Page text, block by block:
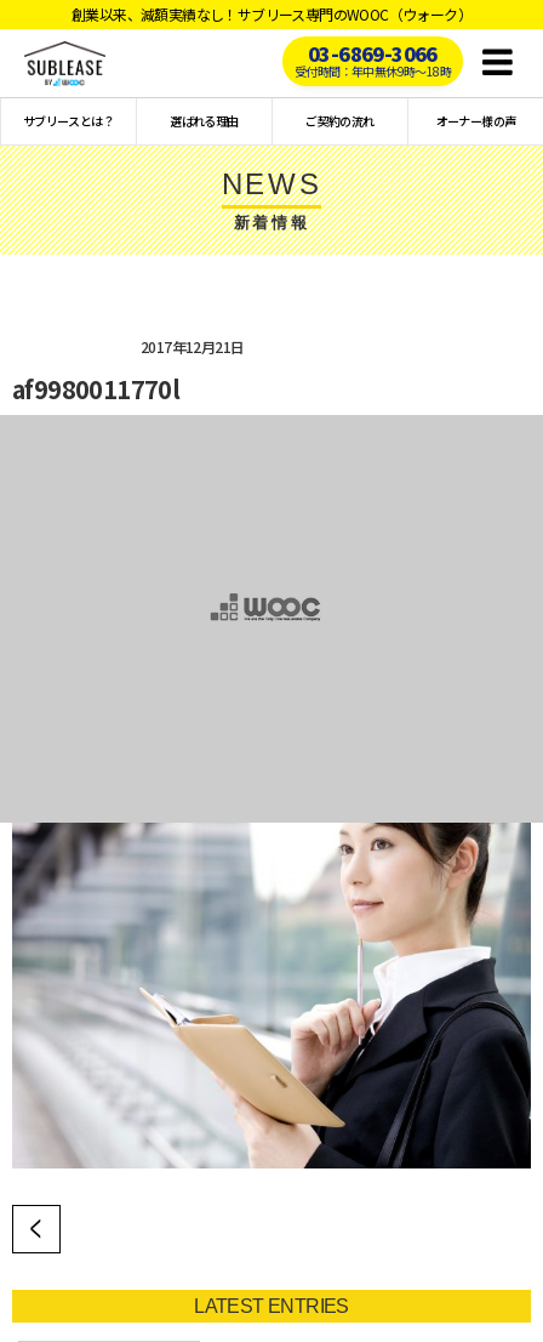
創業以来、減額実績なし！サブリース専門のWOOC（ウォーク）
03-6869-3066
受付時間：年中無休9時〜18時
サブリースとは？ 選ばれる理由 ご契約の流れ オーナー様の声
NEWS
新着情報
2017年12月21日
af9980011770l
LATEST ENTRIES